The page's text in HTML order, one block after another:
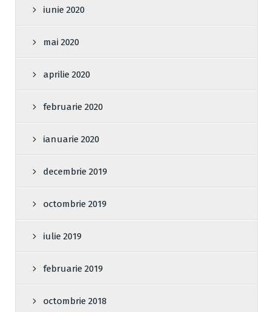
iunie 2020
mai 2020
aprilie 2020
februarie 2020
ianuarie 2020
decembrie 2019
octombrie 2019
iulie 2019
februarie 2019
octombrie 2018